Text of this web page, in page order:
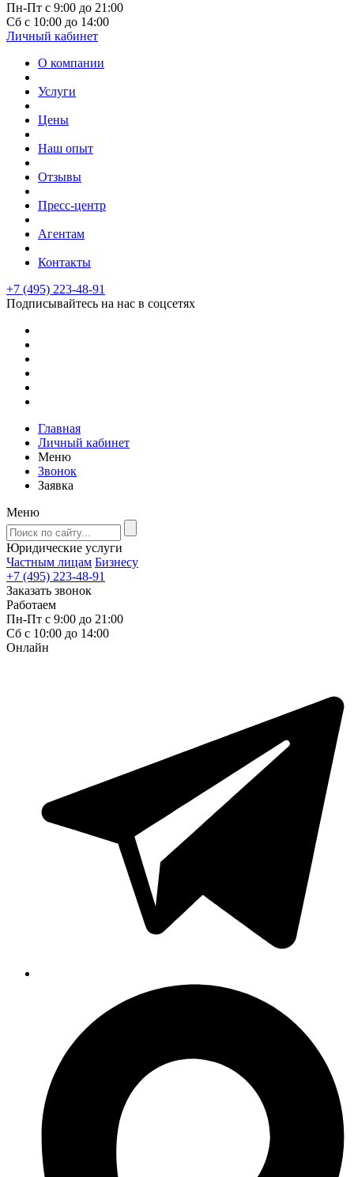
Пн-Пт с 9:00 до 21:00
Сб с 10:00 до 14:00
Личный кабинет
О компании
Услуги
Цены
Наш опыт
Отзывы
Пресс-центр
Агентам
Контакты
+7 (495) 223-48-91
Подписывайтесь на нас в соцсетях
Главная
Личный кабинет
Меню
Звонок
Заявка
Меню
Юридические услуги
Частным лицам Бизнесу
+7 (495) 223-48-91
Заказать звонок
Работаем
Пн-Пт с 9:00 до 21:00
Сб с 10:00 до 14:00
Онлайн